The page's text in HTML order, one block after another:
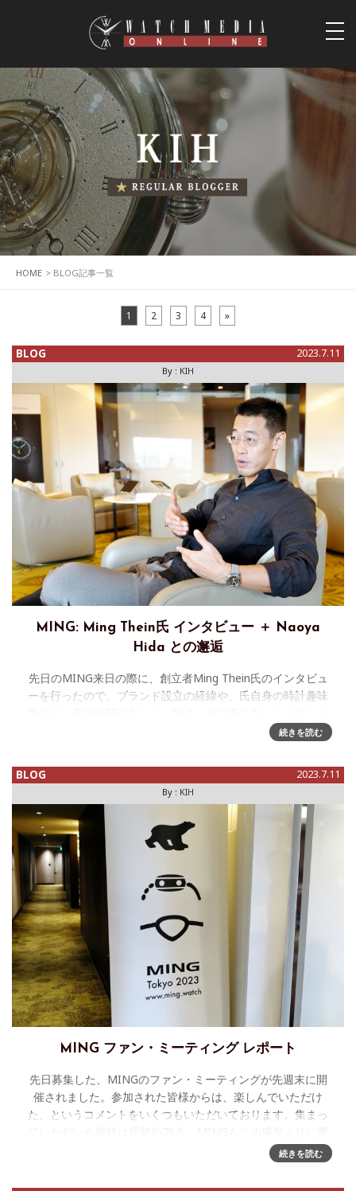
HOME > BLOG記事一覧
1 2 3 4 »
BLOG 2023.7.11
By : KIH
MING: Ming Thein氏 インタビュー ＋ Naoya
Hida との邂逅
先日のMING来日の際に、創立者Ming Thein氏のインタビュ
ーを行ったので、ブランド設立の経緯や、氏自身の時計趣味
を拝聴した。筆者が、こう言った新興独立系ブランドに注力
続きを読む
BLOG 2023.7.11
By : KIH
MING ファン・ミーティング レポート
先日募集した、MINGのファン・ミーティングが先週末に開
催されました。参加された皆様からは、楽しんでいただけ
た、というコメントをいくつもいただいております。集まっ
続きを読む